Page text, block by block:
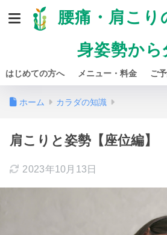
腰痛・肩こり
身姿勢から
はじめての方へ メニュー・料金 ご
ホーム カラダの知識
肩こりと姿勢【座位編】
2023年10月13日